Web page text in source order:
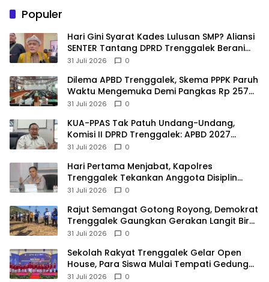
Populer
Hari Gini Syarat Kades Lulusan SMP? Aliansi
SENTER Tantang DPRD Trenggalek Berani
Gunakan Open Legal Policy!
31 Juli 2026 0
Dilema APBD Trenggalek, Skema PPPK Paruh
Waktu Mengemuka Demi Pangkas Rp 257
Miliar
31 Juli 2026 0
KUA-PPAS Tak Patuh Undang-Undang,
Komisi II DPRD Trenggalek: APBD 2027
Terancam Sanksi
31 Juli 2026 0
Hari Pertama Menjabat, Kapolres
Trenggalek Tekankan Anggota Disiplin
Hindari Pelanggaran
31 Juli 2026 0
​Rajut Semangat Gotong Royong, Demokrat
Trenggalek Gaungkan Gerakan Langit Biru
di Pantai Konang
31 Juli 2026 0
Sekolah Rakyat Trenggalek Gelar Open
House, Para Siswa Mulai Tempati Gedung
Baru
31 Juli 2026 0